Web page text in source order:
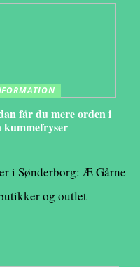
får du mere orden i
kummefryser
i Sønderborg: Æ Gårne
og outlet